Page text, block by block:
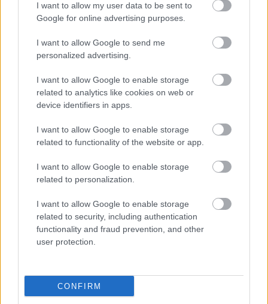
I want to allow my user data to be sent to
Google for online advertising purposes.
I want to allow Google to send me
personalized advertising.
I want to allow Google to enable storage
related to analytics like cookies on web or
device identifiers in apps.
I want to allow Google to enable storage
related to functionality of the website or app.
I want to allow Google to enable storage
related to personalization.
I want to allow Google to enable storage
related to security, including authentication
functionality and fraud prevention, and other
user protection.
CONFIRM
A Delain koncertjén állt ismét
színpadra Marko Hietala
Jurancsik Eszter•2023. július 12.
Néhány nappal ezelőtt Prattelnben,
rajongók - a két énekes aNightwish...